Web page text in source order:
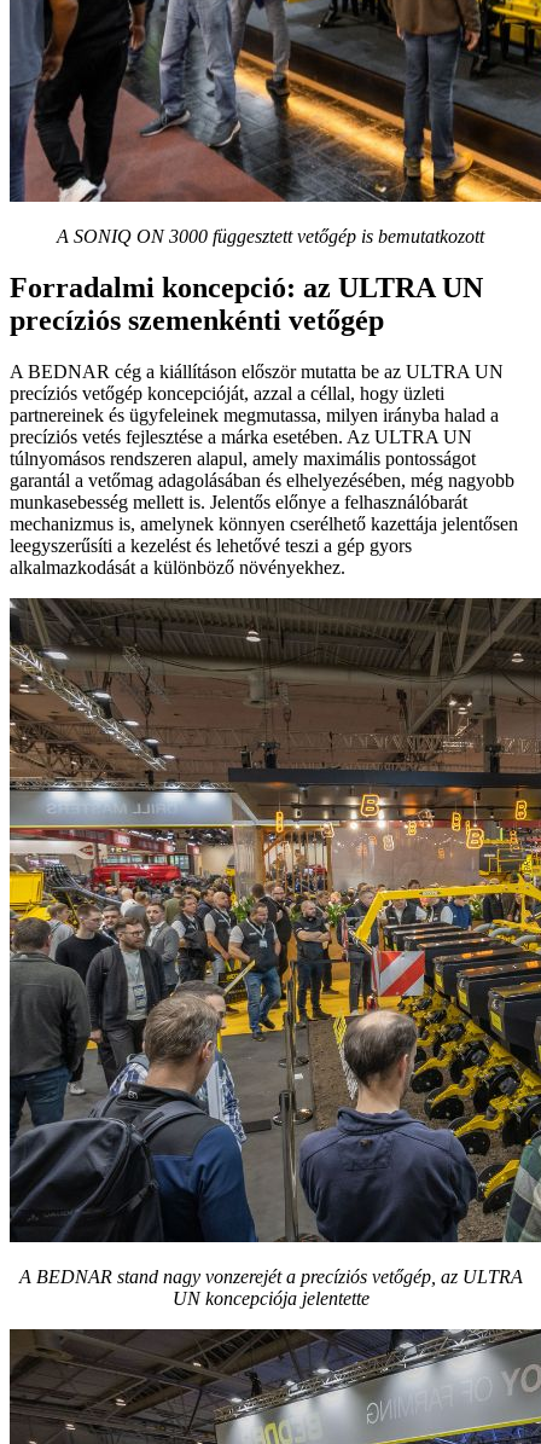
A SONIQ ON 3000 függesztett vetőgép is bemutatkozott
Forradalmi koncepció: az ULTRA UN
precíziós szemenkénti vetőgép
A BEDNAR cég a kiállításon először mutatta be az ULTRA UN
precíziós vetőgép koncepcióját, azzal a céllal, hogy üzleti
partnereinek és ügyfeleinek megmutassa, milyen irányba halad a
precíziós vetés fejlesztése a márka esetében. Az ULTRA UN
túlnyomásos rendszeren alapul, amely maximális pontosságot
garantál a vetőmag adagolásában és elhelyezésében, még nagyobb
munkasebesség mellett is. Jelentős előnye a felhasználóbarát
mechanizmus is, amelynek könnyen cserélhető kazettája jelentősen
leegyszerűsíti a kezelést és lehetővé teszi a gép gyors
alkalmazkodását a különböző növényekhez.
A BEDNAR stand nagy vonzerejét a precíziós vetőgép, az ULTRA
UN koncepciója jelentette